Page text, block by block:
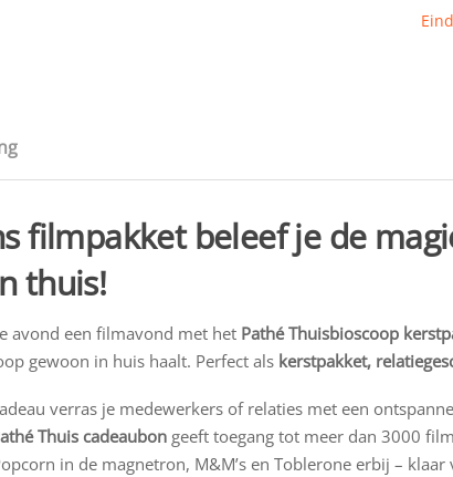
filmpakket beleef je de
thuis!
avond een filmavond met het Pathé Thuisbioscoop
gewoon in huis haalt. Perfect als kerstpakket,
verras je medewerkers of relaties met een
Thuis cadeaubon geeft toegang tot meer dan 3000
in de magnetron, M&M’s en Toblerone erbij –